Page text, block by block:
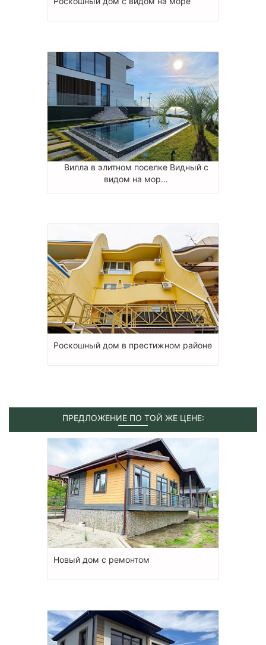
Вилла в элитном поселке Видный с
видом на мор...
Роскошный дом в престижном районе
ПРЕДЛОЖЕНИЕ ПО ТОЙ ЖЕ ЦЕНЕ:
Новый дом с ремонтом